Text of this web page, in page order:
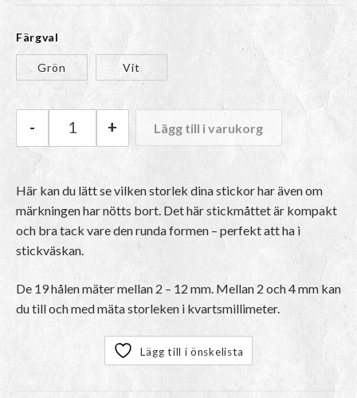
Färgval
Grön Vit
KnitPro Runt Stickmått mängd
- + Lägg till i varukorg
Här kan du lätt se vilken storlek dina stickor har även om
märkningen har nötts bort. Det här stickmåttet är kompakt
och bra tack vare den runda formen – perfekt att ha i
stickväskan.
De 19 hålen mäter mellan 2 – 12 mm. Mellan 2 och 4 mm kan
du till och med mäta storleken i kvartsmillimeter.
Lägg till i önskelista